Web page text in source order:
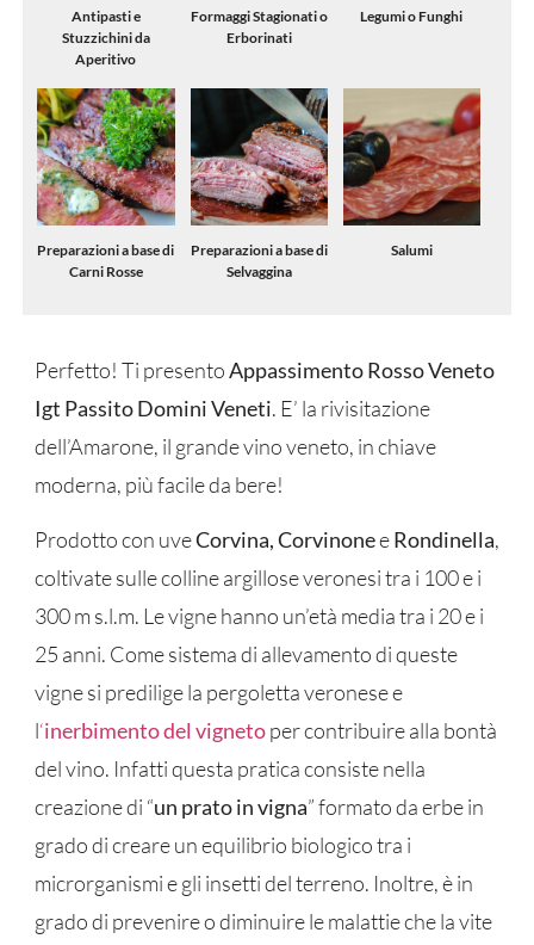
Antipasti e
Stuzzichini da
Aperitivo
Formaggi Stagionati o
Erborinati
Legumi o Funghi
Preparazioni a base di
Carni Rosse
Preparazioni a base di
Selvaggina
Salumi
Perfetto! Ti presentoAppassimento Rosso Veneto
Igt Passito Domini Veneti. E’ la rivisitazione
dell’Amarone, il grande vino veneto, in chiave
moderna, più facile da bere!
Prodotto con uveCorvina, CorvinoneeRondinella,
coltivate sulle colline argillose veronesi tra i 100 e i
300 m s.l.m. Le vigne hanno un’età media tra i 20 e i
25 anni. Come sistema di allevamento di queste
vigne si predilige la pergoletta veronese e
l‘inerbimento del vignetoper contribuire alla bontà
del vino. Infatti questa pratica consiste nella
creazione di “un prato in vigna” formato da erbe in
grado di creare un equilibrio biologico tra i
microrganismi e gli insetti del terreno. Inoltre, è in
grado di prevenire o diminuire le malattie che la vite